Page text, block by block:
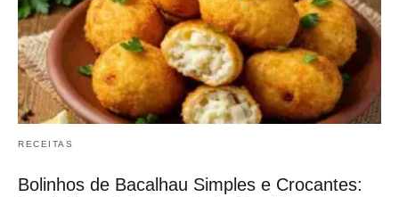
RECEITAS
Bolinhos de Bacalhau Simples e Crocantes: